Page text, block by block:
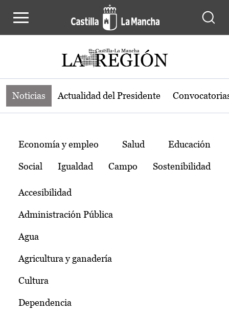
Noticias de la región de Castilla-La
Noticias Actualidad del Presidente
Temas
Economía y empleo Salud Educación
Social Igualdad Campo Sostenibilidad
Accesibilidad
Administración Pública
Agua
Agricultura y ganadería
Cultura
Dependencia